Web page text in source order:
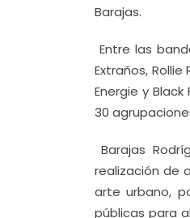
Barajas.
Entre las
Extraños,
Energie y
30
Barajas
realización de
arte urbano,
públicas para